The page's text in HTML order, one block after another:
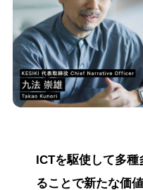
ICTを駆使して多
ることで新たな価